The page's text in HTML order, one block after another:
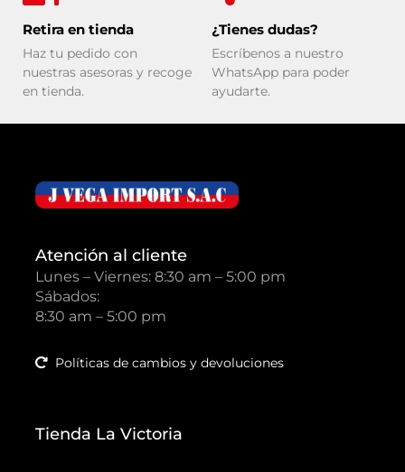
Retira en tienda
Haz tu pedido con
nuestras asesoras y recoge
en tienda.
¿Tienes dudas?
Escríbenos a nuestro
WhatsApp para poder
ayudarte.
Atención al cliente
Lunes – Viernes: 8:30 am – 5:00 pm
Sábados:
8:30 am – 5:00 pm
Políticas de cambios y devoluciones
Tienda La Victoria